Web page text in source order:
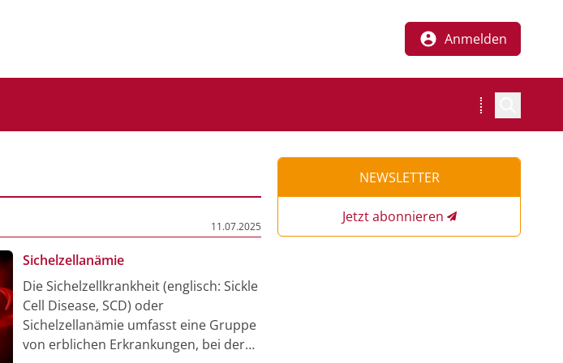
Anmelden
11.07.2025
Sichelzellanämie
Die Sichelzellkrankheit (englisch: Sickle
Cell Disease, SCD) oder
Sichelzellanämie umfasst eine Gruppe
von erblichen Erkrankungen, bei der
NEWSLETTER
Jetzt abonnieren